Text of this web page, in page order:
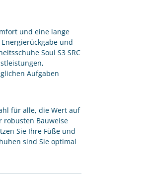
und eine lange
und
Soul S3 SRC
Aufgaben
für alle, die Wert auf
robusten Bauweise
Sie Ihre Füße und
sind Sie optimal